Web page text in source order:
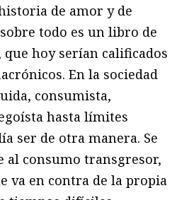
de amor y de
todo es un libro de
que hoy serían calificados
En la sociedad
consumista,
hasta límites
ser de otra manera. Se
al consumo transgresor,
va en contra de la propia